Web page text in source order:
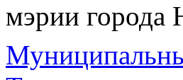
мэрии города